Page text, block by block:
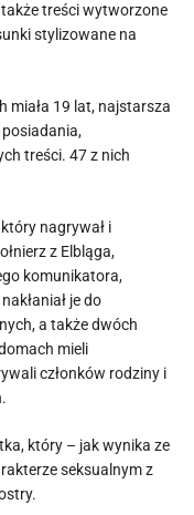
także treści wytworzone
stylizowane na
miała 19 lat, najstarsza
treści. 47 z nich
nagrywał i
z Elbląga,
komunikatora,
je do
a także dwóch
mieli
członków rodziny i
który – jak wynika ze
seksualnym z